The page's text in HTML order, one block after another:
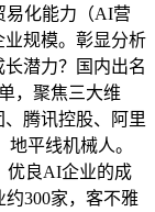
易化能力（AI营
规模。彰显分析
潜力？国内出名
，聚焦三大维
腾讯控股、阿里
平线机械人。
优良AI企业的成
300家，客不雅